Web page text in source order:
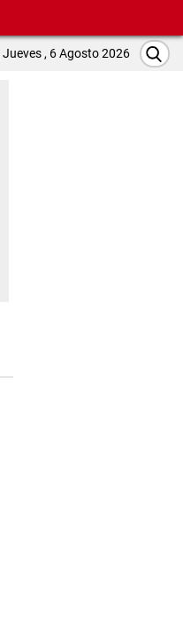
Jueves , 6 Agosto 2026